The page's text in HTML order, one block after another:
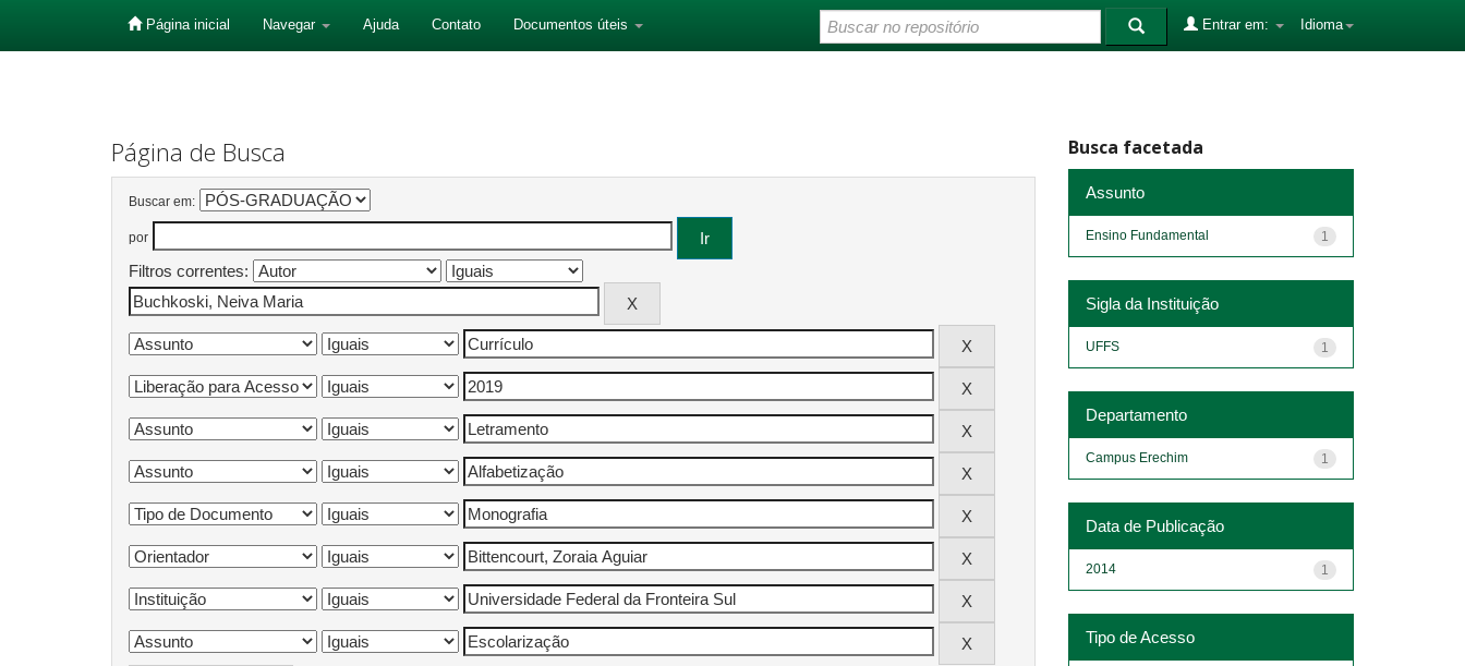
Página inicial Navegar Ajuda Contato Documentos úteis Idioma
Entrar em:
Página de Busca
Buscar em:
por
Filtros correntes:
Busca facetada
Assunto
1
Ensino Fundamental
Sigla da Instituição
1
UFFS
Departamento
1
Campus Erechim
Data de Publicação
1
2014
Tipo de Acesso